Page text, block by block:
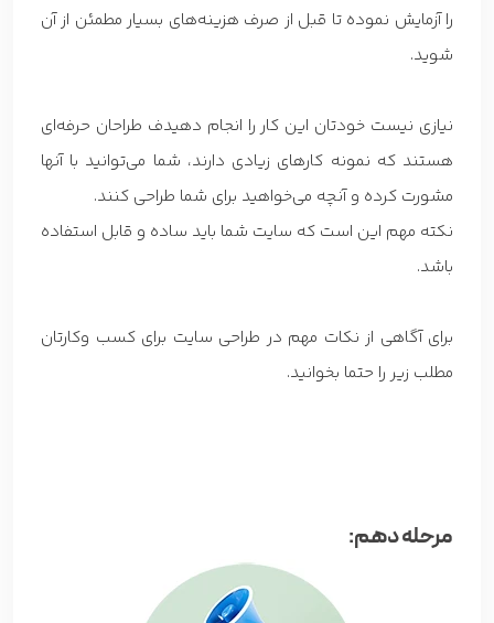
را آزمایش نموده تا قبل از صرف هزینه‌های بسیار مطمئن از آن
شوید.
نیازی نیست خودتان این کار را انجام دهیدف طراحان حرفه‌ای
هستند که نمونه کارهای زیادی دارند، شما می‌توانید با آنها
مشورت کرده و آنچه می‌خواهید برای شما طراحی کنند.
نکته مهم این است که سایت شما باید ساده و قابل استفاده
باشد.
برای آگاهی از نکات مهم در طراحی سایت برای کسب وکارتان
مطلب زیر را حتما بخوانید.
مرحله دهم: